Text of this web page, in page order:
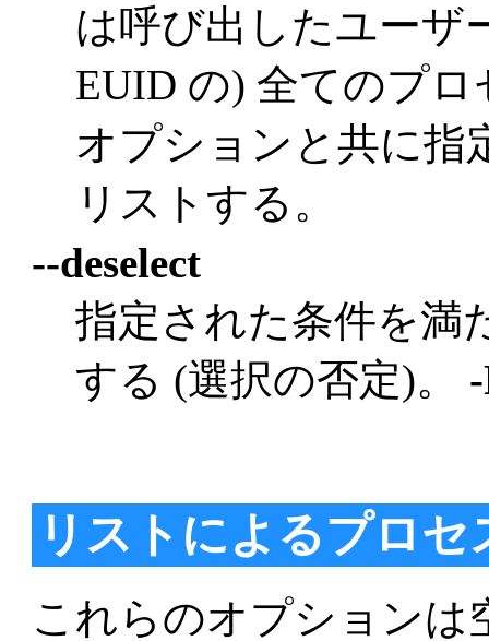
は呼び出したユーザ
EUID の) 全てのプ
オプションと共に指
リストする。
--deselect
指定された条件を満
する (選択の否定)。
リストによるプロセ
これらのオプションは